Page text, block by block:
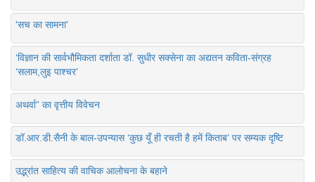
'सच का सामना'
‘विज्ञान की सार्वभौमिकता दर्शाता डॉ. सुधीर सक्सेना का अद्यतन कविता-संग्रह
‘सलाम,लुइ पाश्चर’
अथर्वा” का वृत्तीय विवेचन
डॉ.आर.डी.सैनी के बाल-उपन्यास ‘कुछ यूँ ही रचती है हमें किताब’ पर सम्यक दृष्टि
उद्भ्रांत साहित्य की वाचिक आलोचना के बहाने